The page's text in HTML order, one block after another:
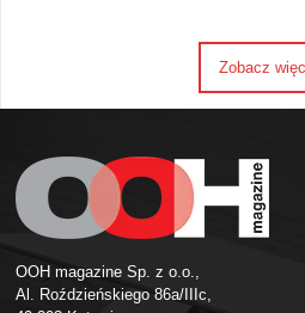
Zobacz
OOH magazine Sp. z o.o.,
Al. Roździeńskiego 86a/IIIc,